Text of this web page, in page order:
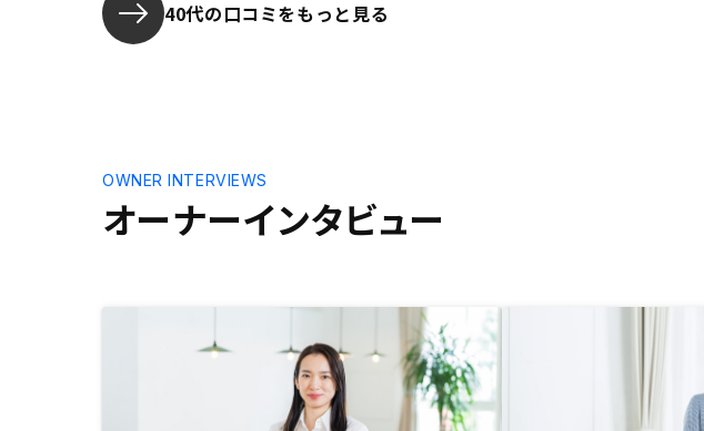
言ったとで証明されてもマウントを
取られているようにしか感じられな
40代の口コミをもっと見る
オーナーインタビュー
OWNER INTERVIEWS